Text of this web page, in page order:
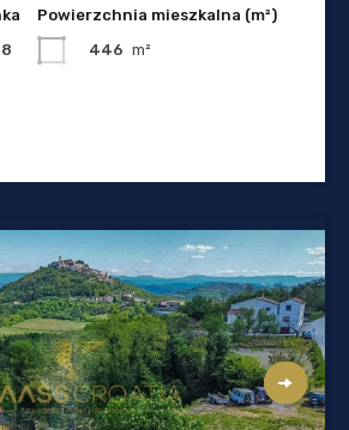
8
Powierzchnia mieszkalna (m²)
446 m²